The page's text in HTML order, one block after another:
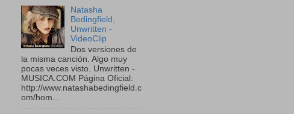
Natasha
Bedingfield,
Unwritten -
VideoClip
Dos versiones de
la misma canción. Algo muy
pocas veces visto. Unwritten -
MUSICA.COM Página Oficial:
http://www.natashabedingfield.c
om/hom...